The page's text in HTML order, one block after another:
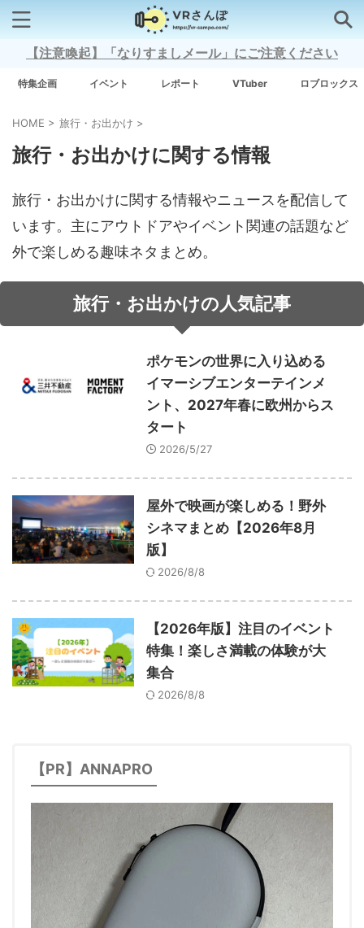
検索はコチラから
Grow A Garden（庭を成長させる）
BitStar（ぶいらいぶ） CG(2D/3D) esports
HoloModels Music NEWS
Steam
アミューズメント イベント オーディション
カメラ キャンペーン
コスプレ
パノラマ ボカロ メタバース レポート
仮想通貨/NFT 季節 映画
【注意喚起】「なりすましメール」にご注意ください
特集企画 イベント レポート VTuber ロブロックス
HOME > 旅行・お出かけ >
旅行・お出かけに関する情報
旅行・お出かけに関する情報やニュースを配信して
います。主にアウトドアやイベント関連の話題など
外で楽しめる趣味ネタまとめ。
旅行・お出かけの人気記事
ポケモンの世界に入り込める
イマーシブエンターテインメ
ント、2027年春に欧州からス
タート
2026/5/27
屋外で映画が楽しめる！野外
シネマまとめ【2026年8月
版】
2026/8/8
【2026年版】注目のイベント
特集！楽しさ満載の体験が大
集合
2026/8/8
【PR】ANNAPRO